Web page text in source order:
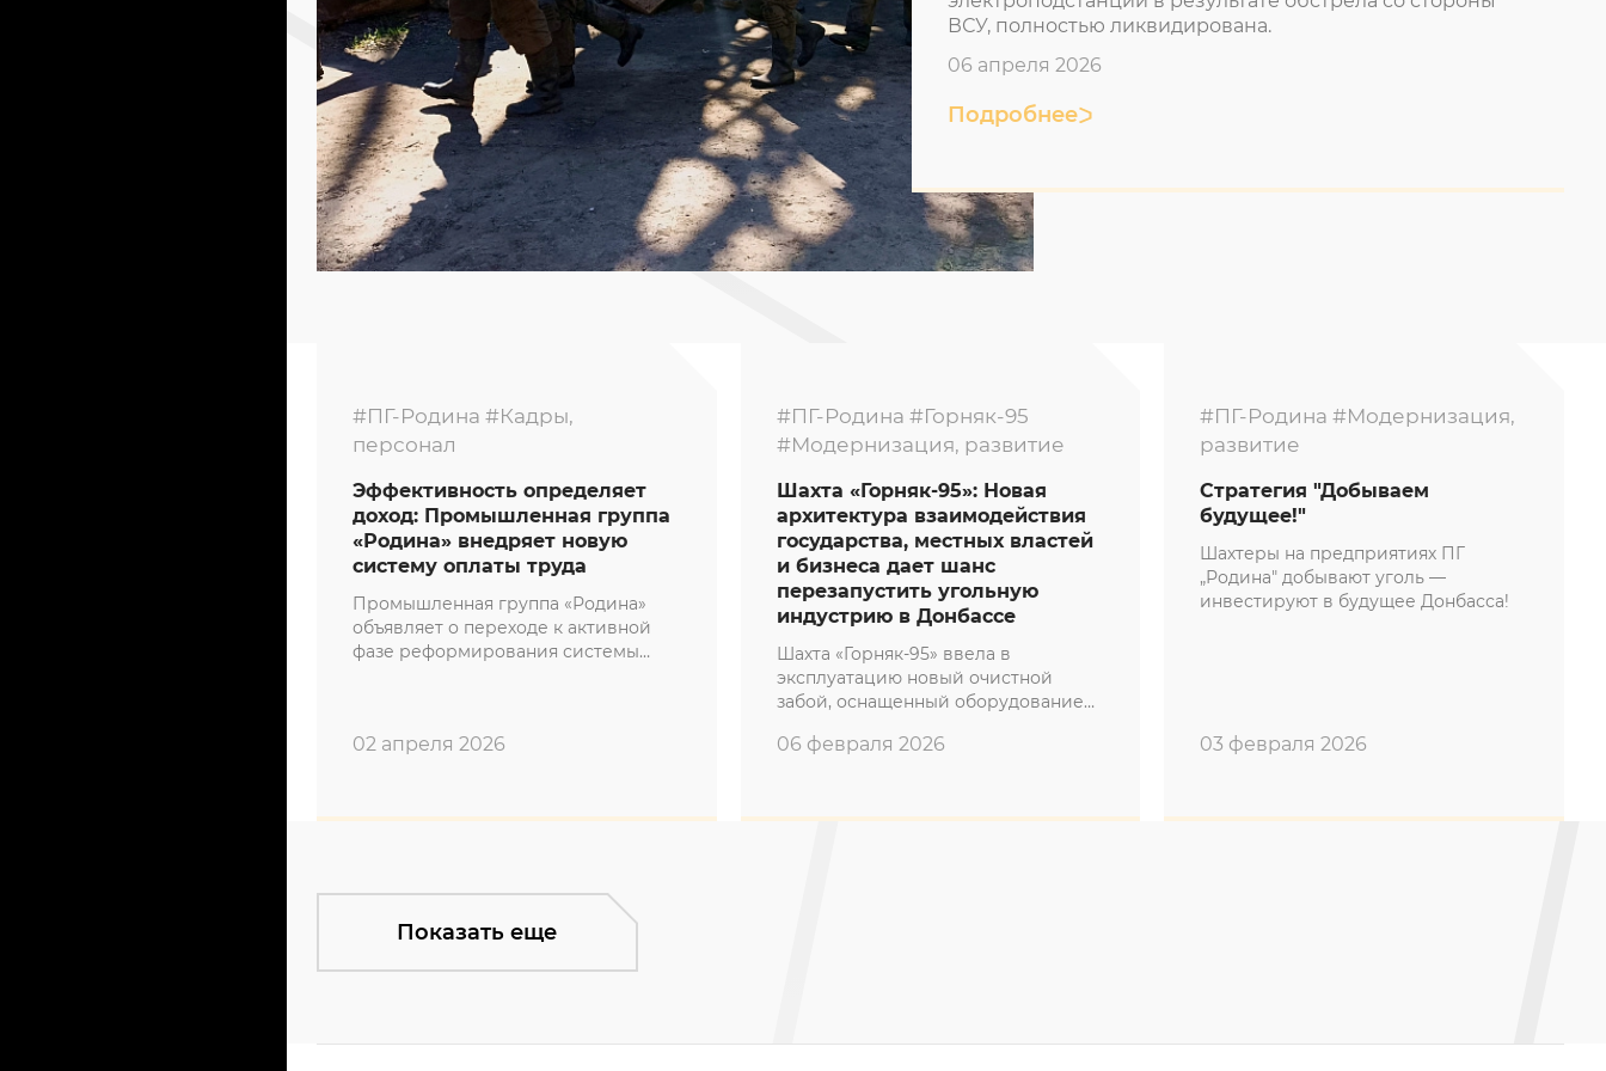
ВСУ, полностью ликвидирована.
06 апреля 2026
Подробнее
#ПГ-Родина #Кадры,
персонал
Эффективность определяет
доход: Промышленная группа
«Родина» внедряет новую
систему оплаты труда
Промышленная группа «Родина»
объявляет о переходе к активной
фазе реформирования системы
02 апреля 2026
#ПГ-Родина #Горняк-95
#Модернизация, развитие
Шахта «Горняк-95»: Новая
архитектура взаимодействия
государства, местных властей
и бизнеса дает шанс
перезапустить угольную
индустрию в Донбассе
Шахта «Горняк-95» ввела в
эксплуатацию новый очистной
забой, оснащенный оборудованием
Проект стал знаковым для
архитектуры, разработанной
06 февраля 2026
#ПГ-Родина #Модернизация,
развитие
Стратегия "Добываем
будущее!"
Шахтеры на предприятиях ПГ
„Родина" добывают уголь —
инвестируют в будущее Донбасса!
03 февраля 2026
Показать еще